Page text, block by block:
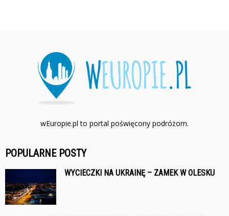
wEuropie.pl to portal poświęcony podróżom.
POPULARNE POSTY
WYCIECZKI NA UKRAINĘ – ZAMEK W OLESKU